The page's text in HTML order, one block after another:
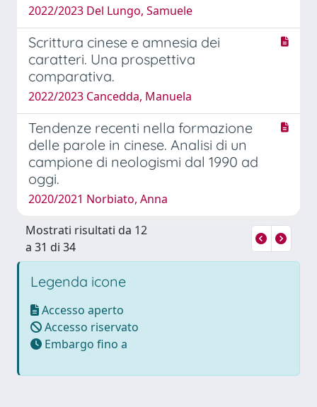
2022/2023 Del Lungo, Samuele
Scrittura cinese e amnesia dei
caratteri. Una prospettiva
comparativa.
2022/2023 Cancedda, Manuela
Tendenze recenti nella formazione
delle parole in cinese. Analisi di un
campione di neologismi dal 1990 ad
oggi.
2020/2021 Norbiato, Anna
Mostrati risultati da 12
a 31 di 34
Legenda icone
Accesso aperto
Accesso riservato
Embargo fino a